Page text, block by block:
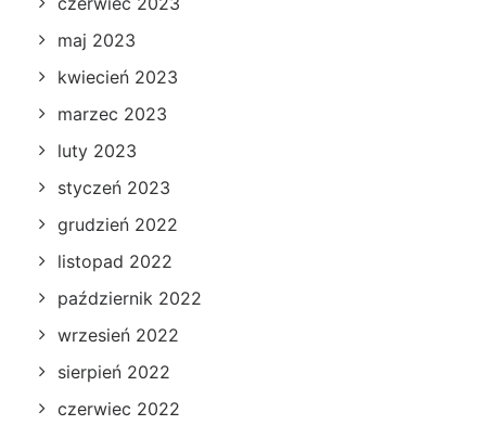
maj 2023
kwiecień 2023
marzec 2023
luty 2023
styczeń 2023
grudzień 2022
listopad 2022
październik 2022
wrzesień 2022
sierpień 2022
czerwiec 2022